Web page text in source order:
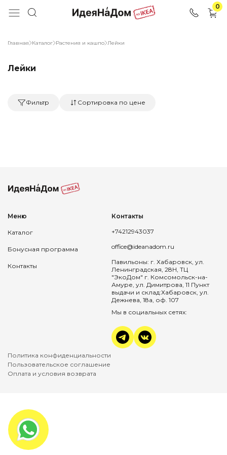
0
Главная Каталог Растения и кашпо Лейки
Лейки
Фильтр Сортировка по цене
Меню
Каталог
Бонусная программа
Контакты
Контакты
+74212943037
office@ideanadom.ru
Павильоны: г. Хабаровск, ул.
Ленинградская, 28Н, ТЦ
"ЭкоДом" г. Комсомольск-на-
Амуре, ул. Димитрова, 11 Пункт
выдачи и склад:Хабаровск, ул.
Дежнева, 18а, оф. 107
Мы в социальных сетях:
Политика конфиденциальности
Пользовательское соглашение
Оплата и условия возврата